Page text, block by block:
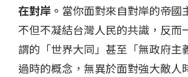
在對岸。 當你面對來自對岸的帝國
不但不凝結台灣人民的共識，反而
謂的「世界大同」甚至「無政府主
過時的概念，無異於面對強大敵人